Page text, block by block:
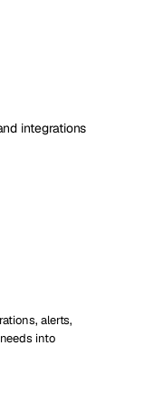
integrations
alerts,
into